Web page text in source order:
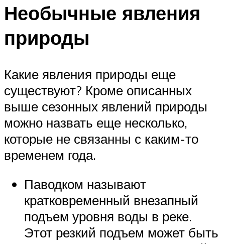
Необычные явления
природы
Какие явления природы еще
существуют? Кроме описанных
выше сезонных явлений природы
можно назвать еще несколько,
которые не связанны с каким-то
временем года.
Паводком называют
кратковременный внезапный
подъем уровня воды в реке.
Этот резкий подъем может быть